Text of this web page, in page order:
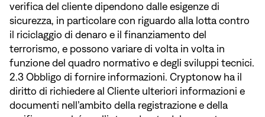
verifica del cliente dipendono dalle esigenze di
sicurezza, in particolare con riguardo alla lotta contro
il riciclaggio di denaro e il finanziamento del
terrorismo, e possono variare di volta in volta in
funzione del quadro normativo e degli sviluppi tecnici.
2.3 Obbligo di fornire informazioni. Cryptonow ha il
diritto di richiedere al Cliente ulteriori informazioni e
documenti nell’ambito della registrazione e della